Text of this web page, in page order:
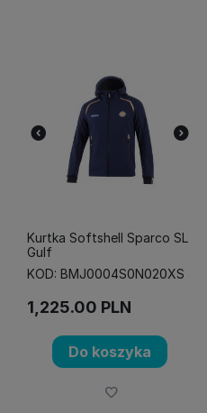
Kurtka Softshell Sparco SL
Gulf
KOD: BMJ0004S0N020XS
1,225.00 PLN
Do koszyka